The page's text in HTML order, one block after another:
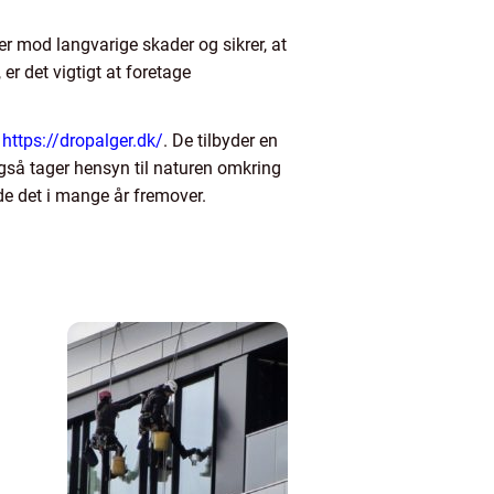
mod langvarige skader og sikrer, at
det vigtigt at foretage
https://dropalger.dk/. De tilbyder en
tager hensyn til naturen omkring
det i mange år fremover.